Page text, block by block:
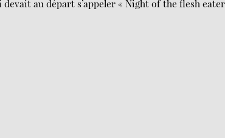
au départ s’appeler « Night of the flesh